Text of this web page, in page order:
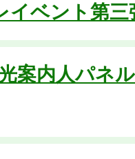
イベント第三
案内人パネ